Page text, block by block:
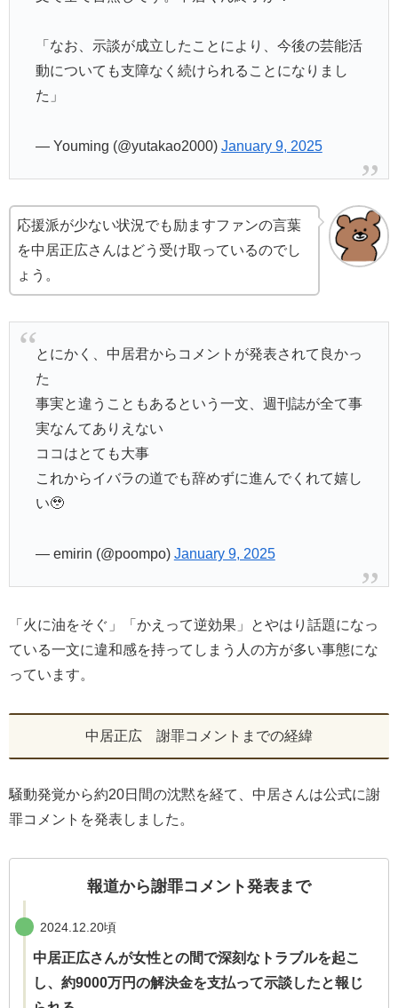
「なお、示談が成立したことにより、今後の芸能活
動についても支障なく続けられることになりまし
た」
— Youming (@yutakao2000) January 9, 2025
応援派が少ない状況でも励ますファンの言葉
を中居正広さんはどう受け取っているのでし
ょう。
とにかく、中居君からコメントが発表されて良かっ
た
事実と違うこともあるという一文、週刊誌が全て事
実なんてありえない
ココはとても大事
これからイバラの道でも辞めずに進んでくれて嬉し
い🥹
— emirin (@poompo) January 9, 2025
「火に油をそぐ」「かえって逆効果」とやはり話題になっ
ている一文に違和感を持ってしまう人の方が多い事態にな
っています。
中居正広 謝罪コメントまでの経緯
騒動発覚から約20日間の沈黙を経て、中居さんは公式に謝
罪コメントを発表しました。
報道から謝罪コメント発表まで
2024.12.20頃
中居正広さんが女性との間で深刻なトラブルを起こ
し、約9000万円の解決金を支払って示談したと報じ